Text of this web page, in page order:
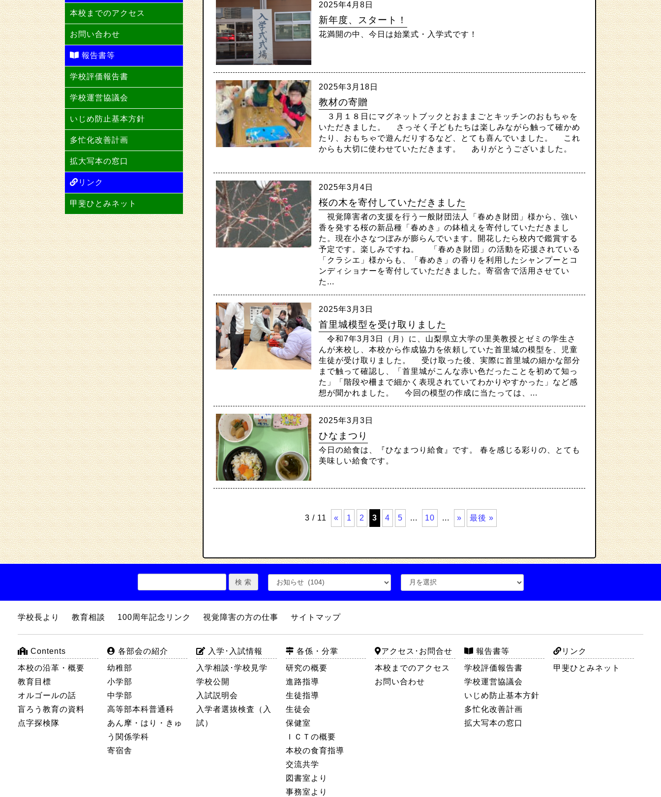
2025年4月8日
新年度、スタート！
花満開の中、今日は始業式・入学式です！
2025年3月18日
教材の寄贈
３月１８日にマグネットブックとおままごとキッチンのおもちゃを
いただきました。 さっそく子どもたちは楽しみながら触って確かめ
たり、おもちゃで遊んだりするなど、とても喜んでいました。 これ
からも大切に使わせていただきます。 ありがとうございました。
2025年3月4日
桜の木を寄付していただきました
視覚障害者の支援を行う一般財団法人「春めき財団」様から、強い
香を発する桜の新品種「春めき」の鉢植えを寄付していただきまし
た。現在小さなつぼみが膨らんでいます。開花したら校内で鑑賞する
予定です。楽しみですね。 「春めき財団」の活動を応援されている
「クラシエ」様からも、「春めき」の香りを利用したシャンプーとコ
ンディショナーを寄付していただきました。寄宿舎で活用させてい
た...
2025年3月3日
首里城模型を受け取りました
令和7年3月3日（月）に、山梨県立大学の里美教授とゼミの学生さ
んが来校し、本校から作成協力を依頼していた首里城の模型を、児童
生徒が受け取りました。 受け取った後、実際に首里城の細かな部分
まで触って確認し、「首里城がこんな赤い色だったことを初めて知っ
た」「階段や柵まで細かく表現されていてわかりやすかった」など感
想が聞かれました。 今回の模型の作成に当たっては、...
2025年3月3日
ひなまつり
今日の給食は、『ひなまつり給食』です。 春を感じる彩りの、とても
美味しい給食です。
3 / 11 « 1 2 3 4 5 ... 10 ... » 最後 »
本校までのアクセス
お問い合わせ
報告書等
学校評価報告書
学校運営協議会
いじめ防止基本方針
多忙化改善計画
拡大写本の窓口
リンク
甲斐ひとみネット
学校長より 教育相談 100周年記念リンク 視覚障害の方の仕事 サイトマップ
Contents
本校の沿革・概要
教育目標
オルゴールの話
盲ろう教育の資料
点字探検隊
各部会の紹介
幼稚部
小学部
中学部
高等部本科普通科
あん摩・はり・きゅ
う関係学科
寄宿舎
入学･入試情報
入学相談･学校見学
学校公開
入試説明会
入学者選抜検査（入
試）
各係・分掌
研究の概要
進路指導
生徒指導
生徒会
保健室
ＩＣＴの概要
本校の食育指導
交流共学
図書室より
事務室より
アクセス･お問合せ
本校までのアクセス
お問い合わせ
報告書等
学校評価報告書
学校運営協議会
いじめ防止基本方針
多忙化改善計画
拡大写本の窓口
リンク
甲斐ひとみネット